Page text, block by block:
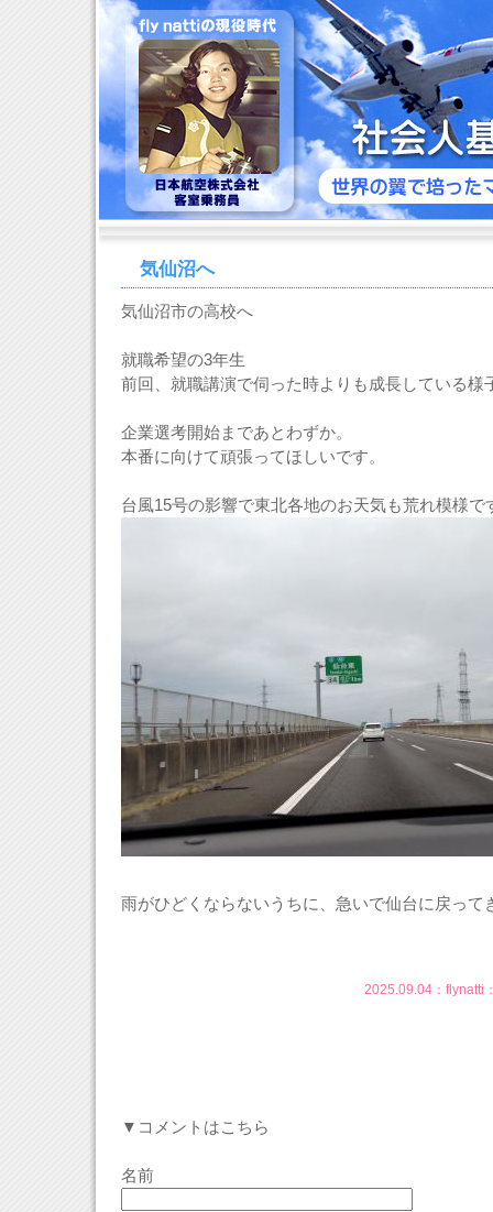
気仙沼へ
気仙沼市の高校へ
就職希望の3年生
前回、就職講演で伺った時よりも成長している様
企業選考開始まであとわずか。
本番に向けて頑張ってほしいです。
台風15号の影響で東北各地のお天気も荒れ模様で
雨がひどくならないうちに、急いで仙台に戻って
2025.09.04： flynatti
▼コメントはこちら
名前